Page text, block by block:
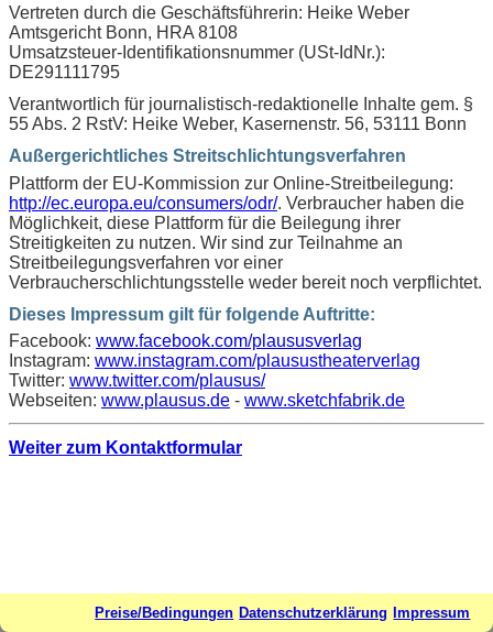
Preise/Bedingungen Datenschutzerklärung Impressum
Vertreten durch die Geschäftsführerin: Heike Weber
Amtsgericht Bonn, HRA 8108
Umsatzsteuer-Identifikationsnummer (USt-IdNr.):
DE291111795
Verantwortlich für journalistisch-redaktionelle Inhalte gem. §
55 Abs. 2 RstV: Heike Weber, Kasernenstr. 56, 53111 Bonn
Außergerichtliches Streitschlichtungsverfahren
Plattform der EU-Kommission zur Online-Streitbeilegung:
http://ec.europa.eu/consumers/odr/. Verbraucher haben die
Möglichkeit, diese Plattform für die Beilegung ihrer
Streitigkeiten zu nutzen. Wir sind zur Teilnahme an
Streitbeilegungsverfahren vor einer
Verbraucherschlichtungsstelle weder bereit noch verpflichtet.
Dieses Impressum gilt für folgende Auftritte:
Facebook: www.facebook.com/plaususverlag
Instagram: www.instagram.com/plausustheaterverlag
Twitter: www.twitter.com/plausus/
Webseiten: www.plausus.de - www.sketchfabrik.de
Weiter zum Kontaktformular